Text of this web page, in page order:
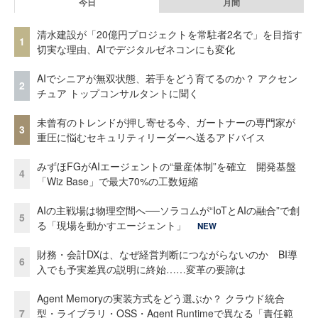
1
清水建設が「20億円プロジェクトを常駐者2名で」を目指す
切実な理由、AIでデジタルゼネコンにも変化
2
AIでシニアが無双状態、若手をどう育てるのか？ アクセン
チュア トップコンサルタントに聞く
3
未曾有のトレンドが押し寄せる今、ガートナーの専門家が
重圧に悩むセキュリティリーダーへ送るアドバイス
4
みずほFGがAIエージェントの“量産体制”を確立 開発基盤
「Wiz Base」で最大70%の工数短縮
5
AIの主戦場は物理空間へ──ソラコムが“IoTとAIの融合”で創
る「現場を動かすエージェント」
NEW
6
財務・会計DXは、なぜ経営判断につながらないのか BI導
入でも予実差異の説明に終始……変革の要諦は
7
Agent Memoryの実装方式をどう選ぶか？ クラウド統合
型・ライブラリ・OSS・Agent Runtimeで異なる「責任範